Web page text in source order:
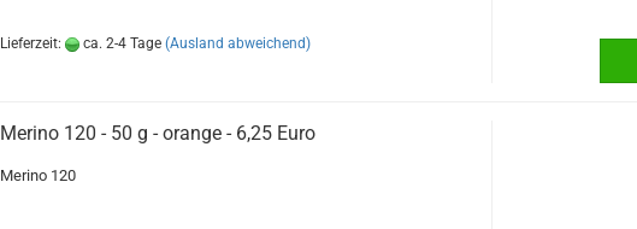
Lieferzeit: ca. 2-4 Tage (Ausland abweichend)
Merino 120 - 50 g - orange - 6,25 Euro
Merino 120